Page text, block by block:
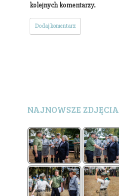
kolejnych komentarzy.
NAJNOWSZE ZDJĘCIA